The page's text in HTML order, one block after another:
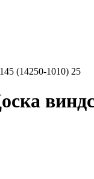
(14250-1010) 25